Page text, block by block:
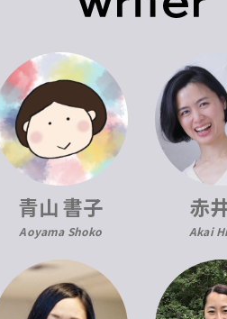
青山 書子
Aoyama Shoko
赤
Akai